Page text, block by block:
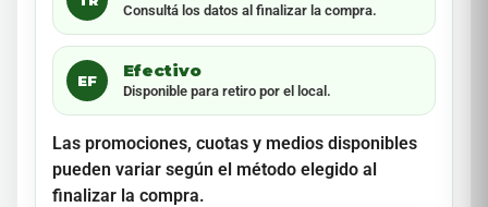
Consultá los datos al finalizar la compra.
EF
Efectivo
Disponible para retiro por el local.
Las promociones, cuotas y medios disponibles
pueden variar según el método elegido al
finalizar la compra.